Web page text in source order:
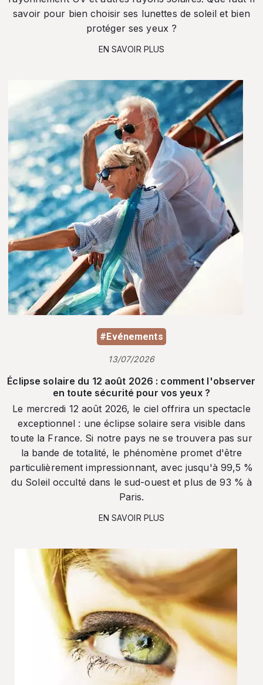
savoir pour bien choisir ses lunettes de soleil et bien
protéger ses yeux ?
EN SAVOIR PLUS
#Evénements
13/07/2026
Éclipse solaire du 12 août 2026 : comment l'observer
en toute sécurité pour vos yeux ?
Le mercredi 12 août 2026, le ciel offrira un spectacle
exceptionnel : une éclipse solaire sera visible dans
toute la France. Si notre pays ne se trouvera pas sur
la bande de totalité, le phénomène promet d'être
particulièrement impressionnant, avec jusqu'à 99,5 %
du Soleil occulté dans le sud-ouest et plus de 93 % à
Paris.
EN SAVOIR PLUS